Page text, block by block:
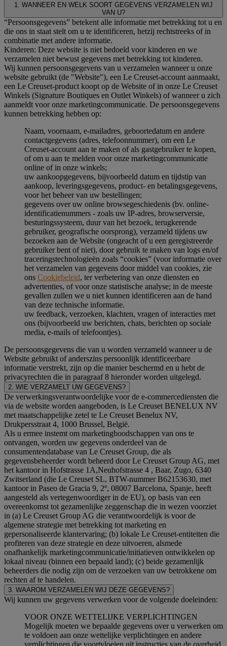
1. WANNEER EN WELK SOORT GEGEVENS VERZAMELEN WIJ
VAN U?
“Persoonsgegevens” betekent alle informatie met betrekking tot u en
die ons in staat stelt om u te identificeren, hetzij rechtstreeks of in
combinatie met andere informatie.
Kinderen: Deze website is niet bedoeld voor kinderen en we
verzamelen niet bewust gegevens met betrekking tot kinderen.
Wij kunnen persoonsgegevens van u verzamelen wanneer u onze
website gebruikt (de "Website"), een Le Creuset-account aanmaakt,
een Le Creuset-product koopt op de Website of in onze Le Creuset
Winkels (Signature Boutiques en Outlet Winkels) of wanneer u zich
aanmeldt voor onze marketingcommunicatie. De persoonsgegevens
kunnen betrekking hebben op:
Naam, voornaam, e-mailadres, geboortedatum en andere
contactgegevens (adres, telefoonnummer), om een Le
Creuset-account aan te maken of als gastgebruiker te kopen,
of om u aan te melden voor onze marketingcommunicatie
online of in onze winkels;
uw aankoopgegevens, bijvoorbeeld datum en tijdstip van
aankoop, leveringsgegevens, product- en betalingsgegevens,
voor het beheer van uw bestellingen;
gegevens over uw online browsegeschiedenis (bv. online-
identificatienummers - zoals uw IP-adres, browserversie,
besturingssysteem, duur van het bezoek, terugkerende
gebruiker, geografische oorsprong), verzameld tijdens uw
bezoeken aan de Website (ongeacht of u een geregistreerde
gebruiker bent of niet), door gebruik te maken van logs en/of
traceringstechnologieën zoals “cookies” (voor informatie over
het verzamelen van gegevens door middel van cookies, zie
ons Cookiebeleid, ter verbetering van onze diensten en
advertenties, of voor onze statistische analyse; in de meeste
gevallen zullen we u niet kunnen identificeren aan de hand
van deze technische informatie.
uw feedback, verzoeken, klachten, vragen of interacties met
ons (bijvoorbeeld uw berichten, chats, berichten op sociale
media, e-mails of telefoontjes).
De persoonsgegevens die van u worden verzameld wanneer u de
Website gebruikt of anderszins persoonlijk identificeerbare
informatie verstrekt, zijn op die manier beschermd en u hebt de
privacyrechten die in paragraaf 8 hieronder worden uitgelegd.
2. WIE VERZAMELT UW GEGEVENS?
De verwerkingsverantwoordelijke voor de e-commercediensten die
via de website worden aangeboden, is Le Creuset BENELUX NV
met maatschappelijke zetel te Le Creuset Benelux NV,
Drukpersstraat 4, 1000 Brussel, België.
Als u ermee instemt om marketingboodschappen van ons te
ontvangen, worden uw gegevens onderdeel van de
consumentendatabase van Le Creuset Group, die als
gegevensbeheerder wordt beheerd door Le Creuset Group AG, met
het kantoor in Hofstrasse 1A,Neuhofstrasse 4 , Baar, Zugo, 6340
Zwitserland (die Le Creuset SL, BTW-nummer B62153630, met
kantoor in Paseo de Gracia 9, 2º, 08007 Barcelona, Spanje, heeft
aangesteld als vertegenwoordiger in de EU), op basis van een
overeenkomst tot gezamenlijke zeggenschap die in wezen voorziet
in (a) Le Creuset Group AG die verantwoordelijk is voor de
algemene strategie met betrekking tot marketing en
gepersonaliseerde klantervaring; (b) lokale Le Creuset-entiteiten die
profiteren van deze strategie en deze uitvoeren, alsmede
onafhankelijk marketingcommunicatie/initiatieven ontwikkelen op
lokaal niveau (binnen een bepaald land); (c) beide gezamenlijk
beheerders die nodig zijn om de verzoeken van uw betrokkene om
rechten af te handelen.
3. WAAROM VERZAMELEN WIJ DEZE GEGEVENS?
Wij kunnen uw gegevens verwerken voor de volgende doeleinden:
VOOR ONZE WETTELIJKE VERPLICHTINGEN
Mogelijk moeten we bepaalde gegevens over u verwerken om
te voldoen aan onze wettelijke verplichtingen en andere